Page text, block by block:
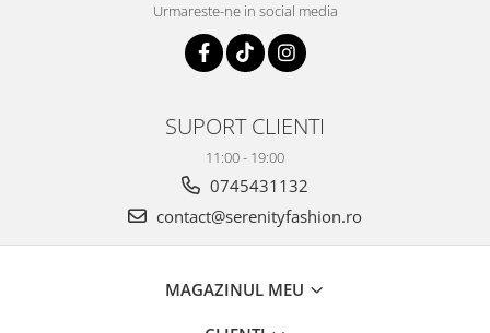
Urmareste-ne in social media
SUPORT CLIENTI
11:00 - 19:00
0745431132
contact@serenityfashion.ro
MAGAZINUL MEU